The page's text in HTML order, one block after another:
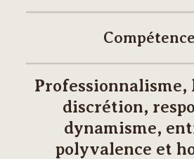
Professionnalisme,
discrétion,
dynamisme,
polyvalence et